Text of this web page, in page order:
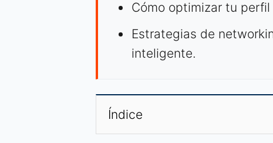
Cómo optimizar tu
Estrategias de
inteligente.
Índice